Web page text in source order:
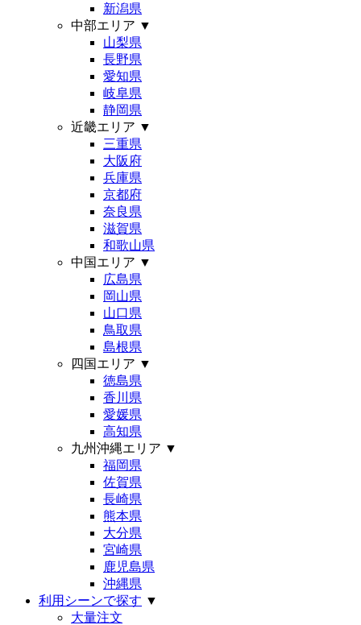
新潟県
中部エリア ▼
山梨県
長野県
愛知県
岐阜県
静岡県
近畿エリア ▼
三重県
大阪府
兵庫県
京都府
奈良県
滋賀県
和歌山県
中国エリア ▼
広島県
岡山県
山口県
鳥取県
島根県
四国エリア ▼
徳島県
香川県
愛媛県
高知県
九州沖縄エリア ▼
福岡県
佐賀県
長崎県
熊本県
大分県
宮崎県
鹿児島県
沖縄県
利用シーンで探す ▼
大量注文